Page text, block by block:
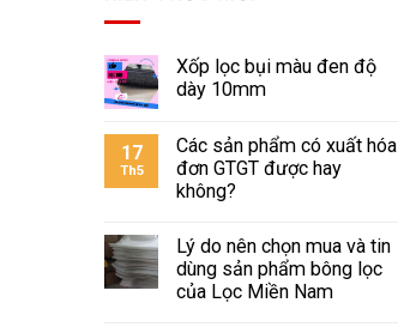
Xốp lọc bụi màu đen độ
dày 10mm
17
Th5
Các sản phẩm có xuất hóa
đơn GTGT được hay
không?
Lý do nên chọn mua và tin
dùng sản phẩm bông lọc
của Lọc Miền Nam